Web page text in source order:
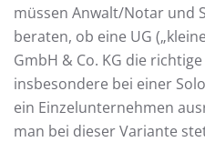
müssen Anwalt/Notar und
beraten, ob eine UG
GmbH & Co. KG die
insbesondere bei einer
ein Einzelunternehmen
man bei dieser Variante